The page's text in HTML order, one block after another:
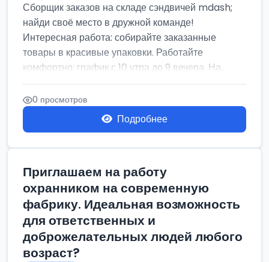
Сборщик заказов на складе сэндвичей mdash;
найди своё место в дружной команде!
Интересная работа: собирайте заказанные
товары в красивые упаковки. Работайте
комфортно: график с 10 утра до 9 вечера. На...
0 просмотров
Подробнее
Приглашаем на работу
охранником на современную
фабрику. Идеальная возможность
для ответственных и
доброжелательных людей любого
возраст?